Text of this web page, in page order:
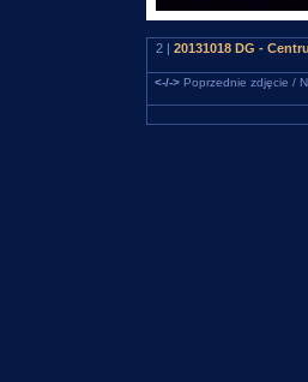
2 | 20131018 DG -
<-/->Poprzednie zdjęcie /